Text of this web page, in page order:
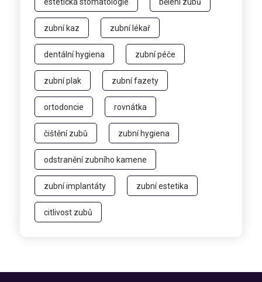
zubní kaz zubní lékař
dentální hygiena zubní péče
zubní plak zubní fazety
ortodoncie rovnátka
čištění zubů zubní hygiena
odstranění zubního kamene
zubní implantáty zubní estetika
citlivost zubů